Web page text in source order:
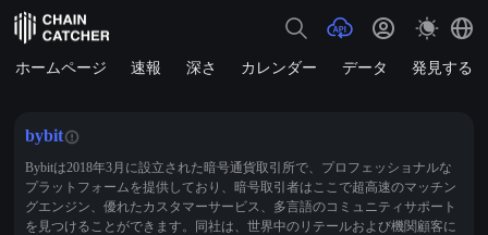
ホームページ 速報 深さ カレンダー データ 発見する
bybit
Bybitは2018年3月に設立された暗号通貨取引所で、プロフェッショナルな
プラットフォームを提供しており、暗号取引者はここで超高速のマッチン
グエンジン、優れたカスタマーサービス、多言語のコミュニティサポート
を見つけることができます。同社は、世界中のリテールおよび機関顧客に